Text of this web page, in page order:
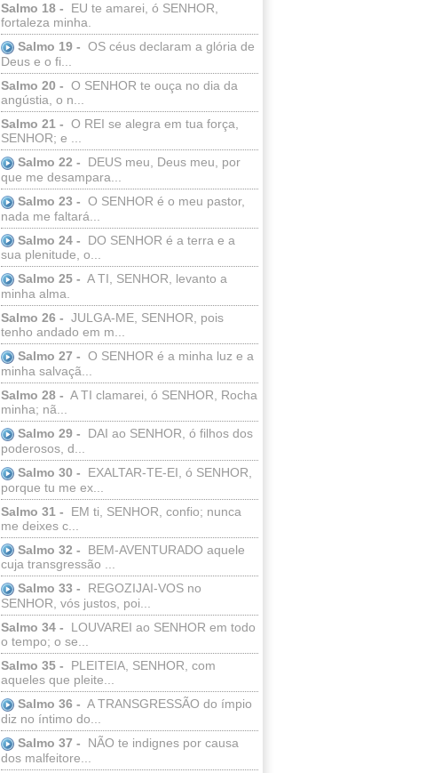
Salmo 18 -
EU te amarei, ó SENHOR,
fortaleza minha.
Salmo 19 - OS céus declaram a glória de
Deus e o fi...
Salmo 20 - O SENHOR te ouça no dia da
angústia, o n...
Salmo 21 - O REI se alegra em tua força,
SENHOR; e ...
Salmo 22 -
DEUS meu, Deus meu, por
que me desampara...
Salmo 23 - O SENHOR é o meu pastor,
nada me faltará...
Salmo 24 -
DO SENHOR é a terra e a
sua plenitude, o...
Salmo 25 - A TI, SENHOR, levanto a
minha alma.
Salmo 26 - JULGA-ME, SENHOR, pois
tenho andado em m...
Salmo 27 - O SENHOR é a minha luz e a
minha salvaçã...
Salmo 28 - A TI clamarei, ó SENHOR, Rocha
minha; nã...
Salmo 29 -
DAI ao SENHOR, ó filhos dos
poderosos, d...
Salmo 30 -
EXALTAR-TE-EI, ó SENHOR,
porque tu me ex...
Salmo 31 -
EM ti, SENHOR, confio; nunca
me deixes c...
Salmo 32 -
BEM-AVENTURADO aquele
cuja transgressão ...
Salmo 33 -
REGOZIJAI-VOS no
SENHOR, vós justos, poi...
Salmo 34 -
LOUVAREI ao SENHOR em todo
o tempo; o se...
Salmo 35 -
PLEITEIA, SENHOR, com
aqueles que pleite...
Salmo 36 - A TRANSGRESSÃO do ímpio
diz no íntimo do...
Salmo 37 -
NÃO te indignes por causa
dos malfeitore...